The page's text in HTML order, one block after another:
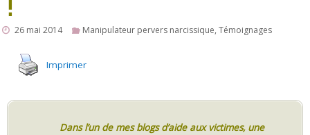
!
26 mai 2014 Manipulateur pervers narcissique,Témoignages
Imprimer
Dans l’un de mes blogs d’aide aux victimes, une